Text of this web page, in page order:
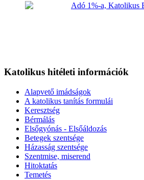
Katolikus hitéleti információk
Alapvető imádságok
A katolikus tanítás formulái
Keresztség
Bérmálás
Elsőgyónás - Elsőáldozás
Betegek szentsége
Házasság szentsége
Szentmise, miserend
Hitoktatás
Temetés